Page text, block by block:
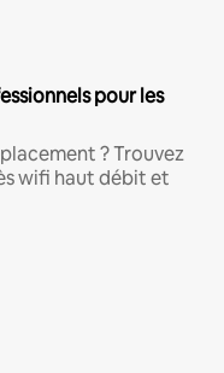
pour les
? Trouvez
wifi haut débit et